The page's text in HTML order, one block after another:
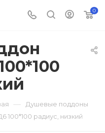
0
— Душевые поддоны
100*100 радиус, низкий